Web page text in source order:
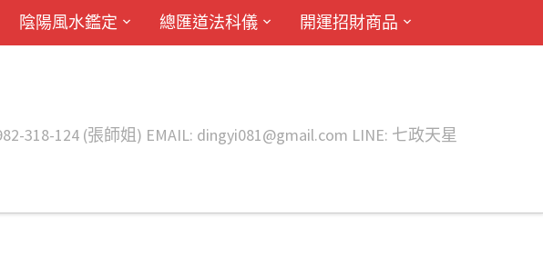
陰陽風水鑑定 總匯道法科儀 開運招財商品
124 (張師姐) EMAIL: dingyi081@gmail.com LINE: 七政天星